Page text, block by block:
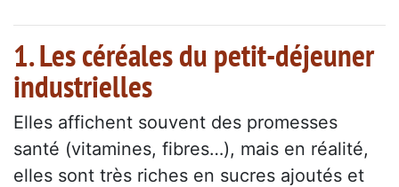
1. Les céréales du petit-déjeuner
industrielles
Elles affichent souvent des promesses
santé (vitamines, fibres…), mais en réalité,
elles sont très riches en sucres ajoutés et